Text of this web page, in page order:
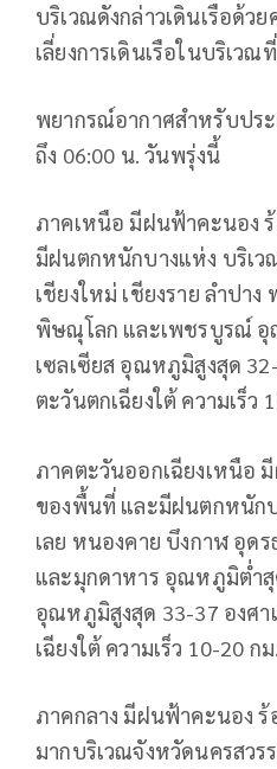
บริเวณดังกล่าวเดินเรือด้ว
เลี่ยงการเดินเรือในบริเว
พยากรณ์อากาศสำหรับปร
ถึง 06:00 น. วันพรุ่งนี้
ภาคเหนือ มีฝนฟ้าคะนอง
มีฝนตกหนักบางแห่ง บริเ
เชียงใหม่ เชียงราย ลำปา
พิษณุโลก และเพชรบูรณ์
เซลเซียส อุณหภูมิสูงสุด
ตะวันตกเฉียงใต้ ความเร็
ภาคตะวันออกเฉียงเหนือ
ของพื้นที่ และมีฝนตกหนัก
เลย หนองคาย บึงกาฬ อุด
และมุกดาหาร อุณหภูมิต่ำสุ
อุณหภูมิสูงสุด 33-37 องศา
เฉียงใต้ ความเร็ว 10-20 ก
ภาคกลาง มีฝนฟ้าคะนอง
มากบริเวณจังหวัดนครสวร